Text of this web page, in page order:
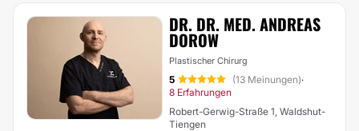
DR. DR. MED. ANDREAS
DOROW
Plastischer Chirurg
5 (13 Meinungen)·
8 Erfahrungen
Robert-Gerwig-Straße 1, Waldshut-
Tiengen